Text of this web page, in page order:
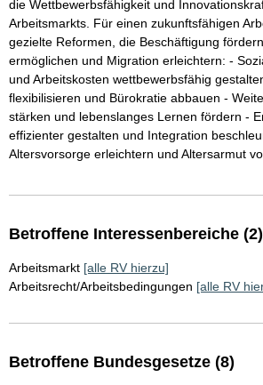
die Wettbewerbsfähigkeit und
Arbeitsmarkts. Für einen zukunftsfähigen
gezielte Reformen, die Beschäftigung
ermöglichen und Migration erleichtern: -
und Arbeitskosten wettbewerbsfähig
flexibilisieren und Bürokratie abbauen -
stärken und lebenslanges Lernen fördern -
effizienter gestalten und Integration
Altersvorsorge erleichtern und Altersarmut
Betroffene Interessenbereiche (2)
Arbeitsmarkt [alle RV hierzu]
Arbeitsrecht/Arbeitsbedingungen [alle RV
Betroffene Bundesgesetze (8)